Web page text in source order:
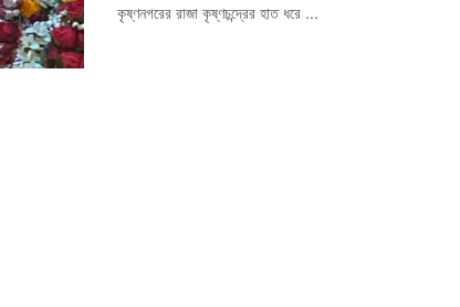
কৃষ্ণনগরের রাজা কৃষ্ণচন্দ্রের হাত ধরে ...